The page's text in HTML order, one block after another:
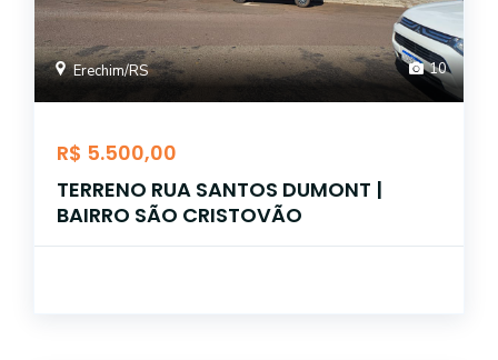
Erechim/RS 10
R$ 5.500,00
TERRENO RUA SANTOS DUMONT |
BAIRRO SÃO CRISTOVÃO